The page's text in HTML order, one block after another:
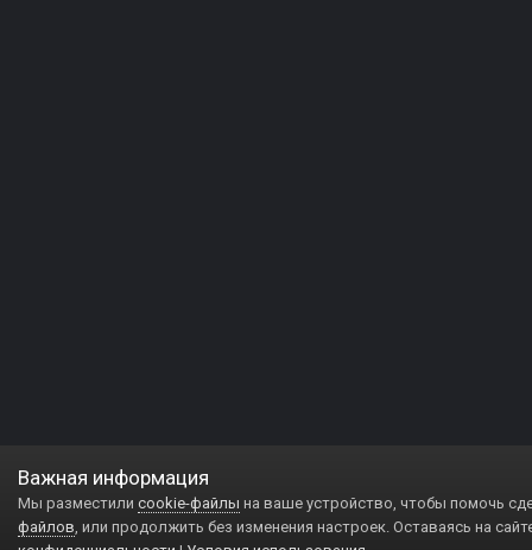
Важная информация
Мы разместили cookie-файлы на ваше устройство, чтобы помочь
файлов, или продолжить без изменения настроек. Оставаясь на